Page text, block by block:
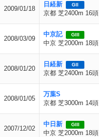
2009/01/18
日経新 GII
京都 芝2400m 16頭
2008/03/09
中京記 GIII
中京 芝2000m 18頭
2008/01/20
日経新 GII
京都 芝2400m 16頭
2008/01/05
万葉S
京都 芝3000m 14頭
2007/12/02
中日新 GIII
中京 芝2000m 18頭